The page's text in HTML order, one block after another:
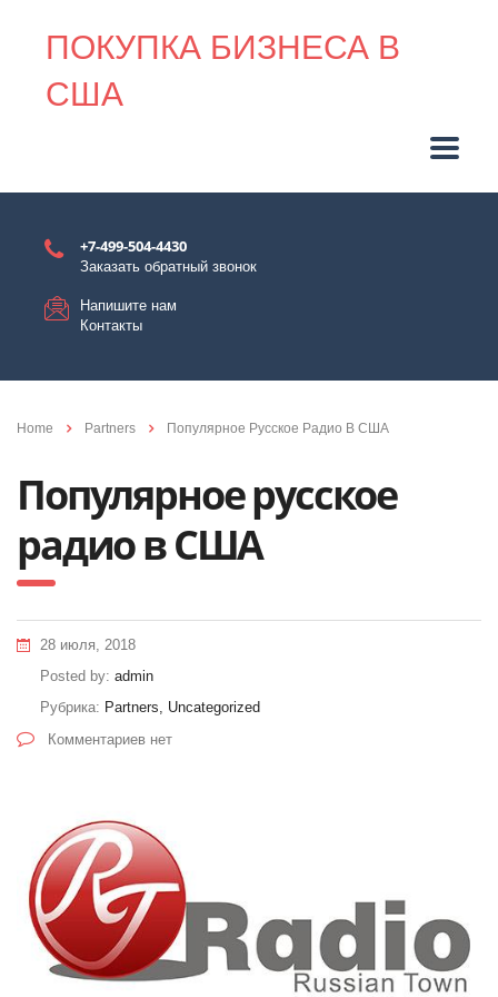
ПОКУПКА БИЗНЕСА В
США
+7-499-504-4430
Заказать обратный звонок
Напишите нам
Контакты
Home Partners Популярное Русское Радио В США
Популярное русское
радио в США
28 июля, 2018
Posted by: admin
Рубрика: Partners, Uncategorized
Комментариев нет